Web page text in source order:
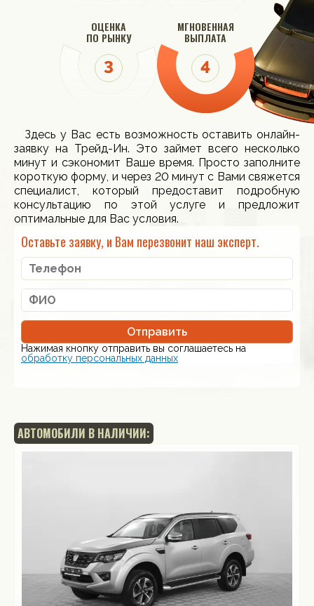
ОЦЕНКА
ПО РЫНКУ
МГНОВЕННАЯ
ВЫПЛАТА
Здесь у Вас есть возможность оставить онлайн-
заявку на Трейд-Ин. Это займет всего несколько
минут и сэкономит Ваше время. Просто заполните
короткую форму, и через 20 минут с Вами свяжется
специалист, который предоставит подробную
консультацию по этой услуге и предложит
оптимальные для Вас условия.
Оставьте заявку, и Вам перезвонит наш эксперт.
Отправить
Нажимая кнопку отправить вы соглашаетесь на
обработку персональных данных
АВТОМОБИЛИ В НАЛИЧИИ: